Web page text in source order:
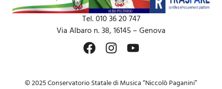
Tel. 010 36 20 747
Via Albaro n. 38, 16145 – Genova
© 2025 Conservatorio Statale di Musica “Niccolò Paganini”